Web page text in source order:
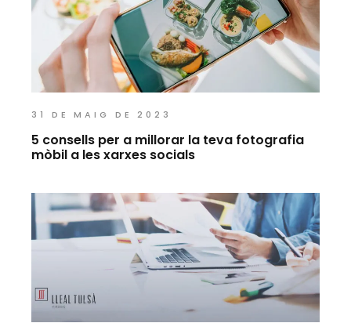
31 DE MAIG DE 2023
5 consells per a millorar la teva fotografia
mòbil a les xarxes socials